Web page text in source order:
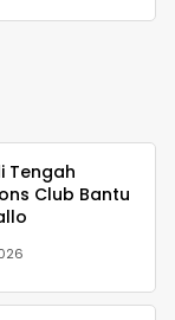
Tengah
Club Bantu